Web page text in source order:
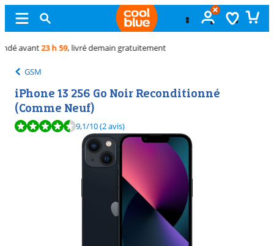
Échange
GSM
iPhone 13 256 Go Noir Reconditionné
(Comme Neuf)
La note est de 9,1 sur 10, basée sur 2 avis.
9,1/10(2 avis)